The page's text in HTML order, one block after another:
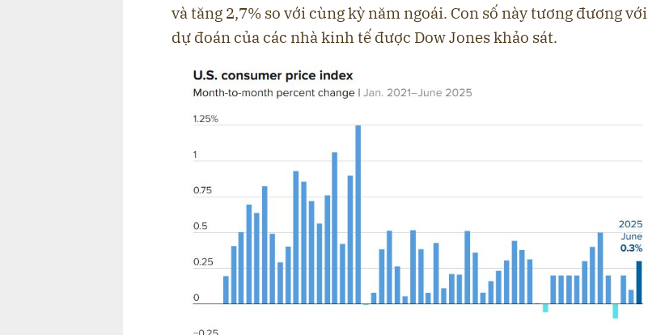
và tăng 2,7% so với cùng kỳ năm ngoái. Con số này tương đương với
dự đoán của các nhà kinh tế được Dow Jones khảo sát.